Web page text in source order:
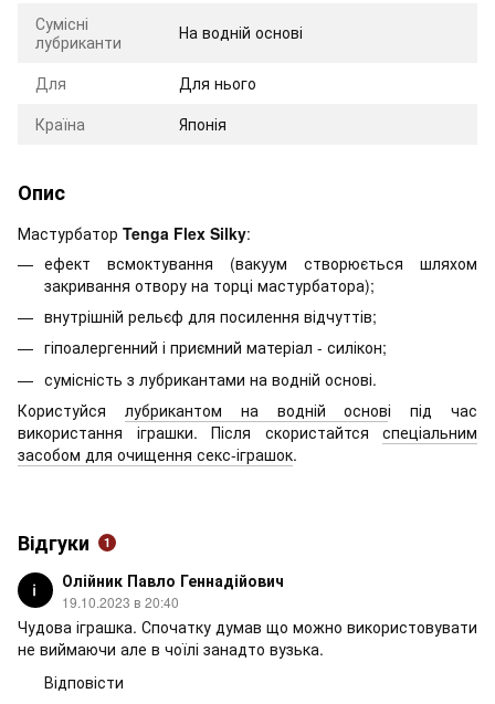
Сумісні
лубриканти
На водній основі
Для
Для нього
Країна
Японія
Опис
Мастурбатор Tenga Flex Silky:
ефект всмоктування (вакуум створюється шляхом
закривання отвору на торці мастурбатора);
внутрішній рельєф для посилення відчуттів;
гіпоалергенний і приємний матеріал - силікон;
сумісність з лубрикантами на водній основі.
Користуйся лубрикантом на водній основі під час
використання іграшки. Після скористайтся спеціальним
засобом для очищення секс-іграшок.
Відгуки 1
Олійник Павло Геннадійович
19.10.2023 в 20:40
Чудова іграшка. Спочатку думав що можно використовувати
не виймаючи але в чоїлі занадто вузька.
Відповісти